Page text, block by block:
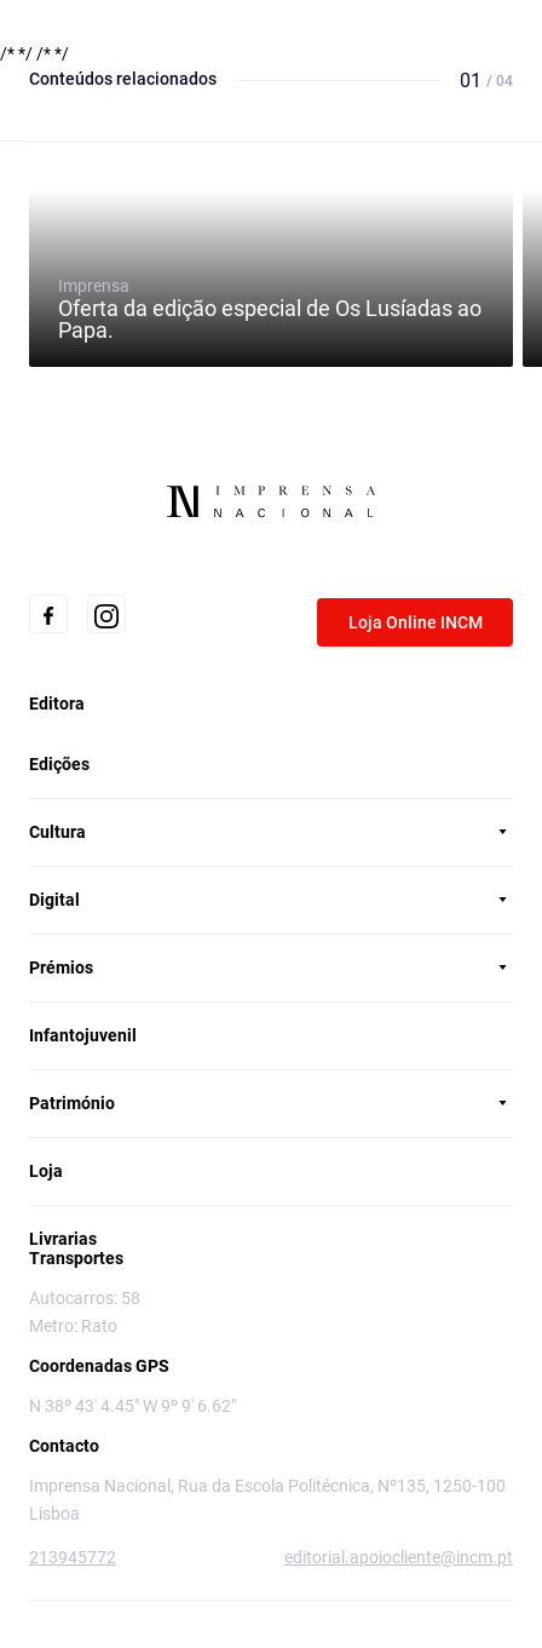
/* *//* */
Conteúdos relacionados
01 / 04
Imprensa
Oferta da edição especial de Os Lusíadas ao
Papa.
Loja Online INCM
Editora
Edições
Cultura
Digital
Prémios
Infantojuvenil
Património
Loja
Livrarias
Transportes
Autocarros: 58
Metro: Rato
Coordenadas GPS
N 38º 43' 4.45" W 9º 9' 6.62"
Contacto
Imprensa Nacional, Rua da Escola Politécnica, Nº135, 1250-100
Lisboa
213945772 editorial.apoiocliente@incm.pt